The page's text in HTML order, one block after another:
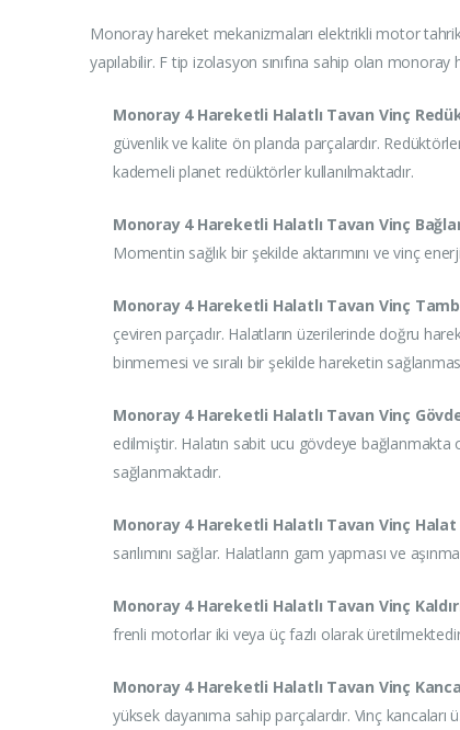
Monoray hareket mekanizmaları elektrikli motor
yapılabilir. F tip izolasyon sınıfına sahip olan
Monoray 4 Hareketli Halatlı Tavan Vinç
güvenlik ve kalite ön planda parçalardır.
kademeli planet redüktörler kullanılmaktadır.
Monoray 4 Hareketli Halatlı Tavan Vinç
Momentin sağlık bir şekilde aktarımını ve vinç
Monoray 4 Hareketli Halatlı Tavan Vinç
çeviren parçadır. Halatların üzerilerinde doğru
binmemesi ve sıralı bir şekilde hareketin
Monoray 4 Hareketli Halatlı Tavan Vinç
edilmiştir. Halatın sabit ucu gövdeye bağlanmakta
sağlanmaktadır.
Monoray 4 Hareketli Halatlı Tavan Vinç Halat
sarılımını sağlar. Halatların gam yapması ve
Monoray 4 Hareketli Halatlı Tavan Vinç
frenli motorlar iki veya üç fazlı olarak
Monoray 4 Hareketli Halatlı Tavan Vinç
yüksek dayanıma sahip parçalardır. Vinç